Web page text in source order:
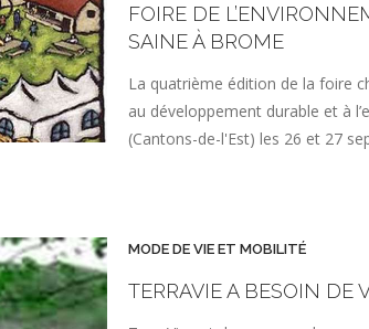
FOIRE DE
SAINE À BROME
La quatrième édition de la foire
au développement durable et à
(Cantons-de-l'Est) les 26 et 27
MODE DE VIE ET MOBILITÉ
TERRAVIE A BESOIN DE